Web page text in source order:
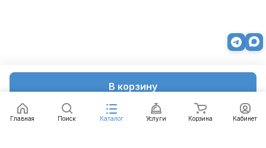
В корзину
Главная Поиск Каталог Услуги Корзина Кабинет